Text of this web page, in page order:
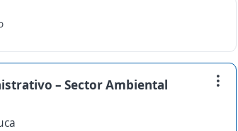
– Sector Ambiental